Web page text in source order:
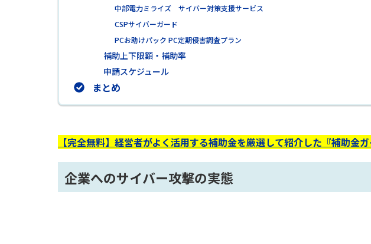
中部電力ミライズ サイバー対策支援サービス
CSPサイバーガード
PCお助けパック PC定期侵害調査プラン
補助上下限額・補助率
申請スケジュール
まとめ
【完全無料】経営者がよく活用する補助金を厳選して紹介した『補助金
企業へのサイバー攻撃の実態